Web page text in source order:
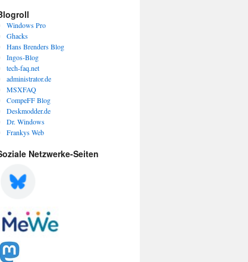
Windows Pro
Ghacks
Hans Brenders Blog
Ingos-Blog
tech-faq.net
administrator.de
MSXFAQ
CompeFF Blog
Deskmodder.de
Dr. Windows
Frankys Web
Netzwerke-Seiten